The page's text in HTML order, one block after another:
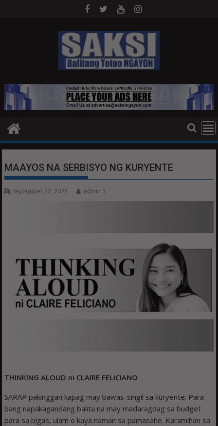
MAAYOS NA SERBISYO NG KURYENTE
September 22, 2025 admin 3
THINKING ALOUD ni CLAIRE FELICIANO
SARAP pakinggan kapag may bawas-singil sa kuryente. Para
bang napakagandang balita na may madaragdag sa budget
para sa bigas, ulam o kaya naman sa pamasahe. Karamihan sa